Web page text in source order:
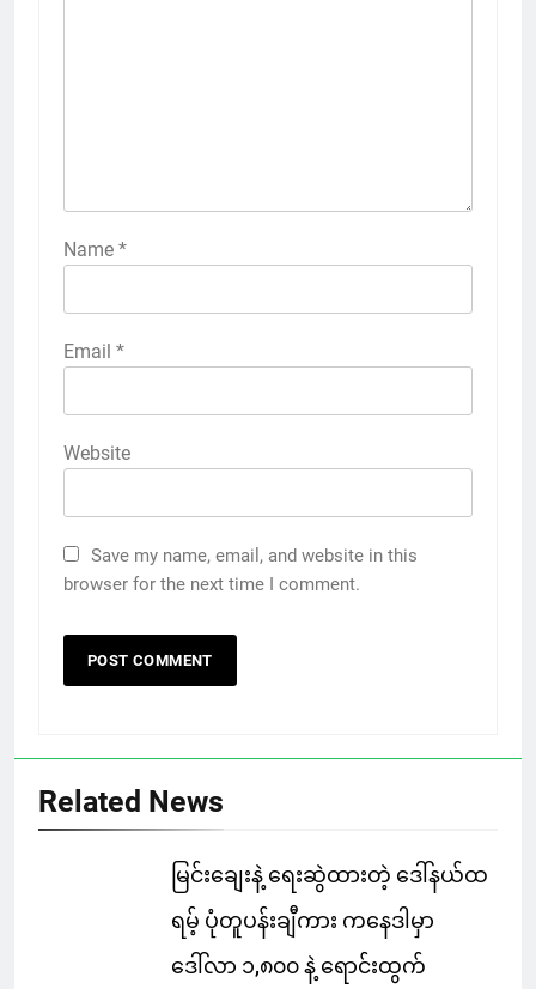
Name *
Email *
Website
Save my name, email, and website in this
browser for the next time I comment.
Related News
မြင်းချေးနဲ့ ရေးဆွဲထားတဲ့ ဒေါ်နယ်ထ
ရမ့် ပုံတူပန်းချီကား ကနေဒါမှာ
ဒေါ်လာ ၁,၈၀၀ နဲ့ ရောင်းထွက်